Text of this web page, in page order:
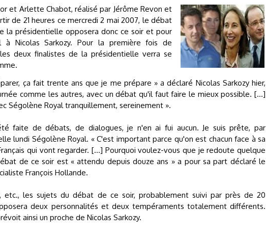
et Arlette Chabot, réalisé par Jérôme Revon et
de 21 heures ce mercredi 2 mai 2007, le débat
la présidentielle opposera donc ce soir et pour
à Nicolas Sarkozy. Pour la première fois de
deux finalistes de la présidentielle verra se
ça fait trente ans que je me prépare » a déclaré Nicolas Sarkozy hier,
comme les autres, avec un débat qu'il faut faire le mieux possible. […]
Ségolène Royal tranquillement, sereinement ».
faite de débats, de dialogues, je n'en ai fui aucun. Je suis prête, par
lundi Ségolène Royal. « C'est important parce qu'on est chacun face à sa
qui vont regarder. […] Pourquoi voulez-vous que je redoute quelque
de ce soir est « attendu depuis douze ans » a pour sa part déclaré le
François Hollande.
etc., les sujets du débat de ce soir, probablement suivi par près de 20
deux personnalités et deux tempéraments totalement différents.
ainsi un proche de Nicolas Sarkozy.